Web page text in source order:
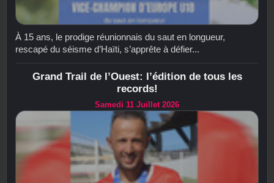
À 15 ans, le prodige réunionnais du saut en longueur,
rescapé du séisme d’Haïti, s’apprête à défier...
Grand Trail de l’Ouest: l’édition de tous les
records!
Samedi 11 Juillet 2026